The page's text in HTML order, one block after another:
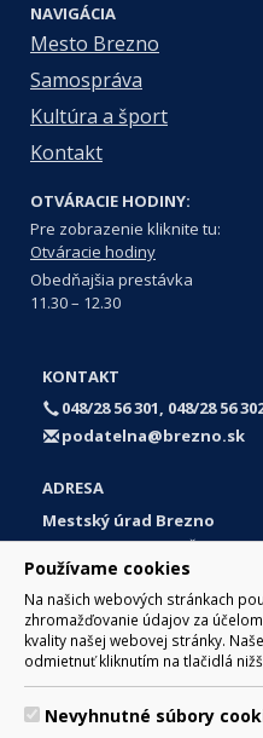
Používame cookies
Na našich webových stránkach
zhromažďovanie údajov za
kvality našej webovej stránky.
odmietnuť kliknutím na tlačidlá
Nevyhnutné súbory
NAVIGÁCIA
Mesto Brezno
Samospráva
Kultúra a šport
Kontakt
OTVÁRACIE HODINY:
Pre zobrazenie kliknite tu:
Otváracie hodiny
Obedňajšia prestávka
11.30 – 12.30
KONTAKT
048/28 56 301, 048/28 56
podatelna@brezno.sk
ADRESA
Mestský úrad Brezno
Námestie gen. M. R. Štefánika
977 01 Brezno
Slovakia (Slovak Republic)
© 2017 Mesto Brezno,